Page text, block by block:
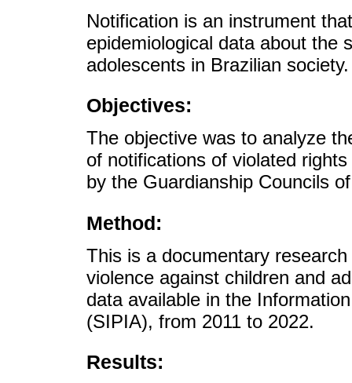
Notification is an instrument
epidemiological data about the
adolescents in Brazilian society.
Objectives:
The objective was to analyze
of notifications of violated
by the Guardianship Councils
Method:
This is a documentary
violence against children and
data available in the
(SIPIA), from 2011 to 2022.
Results: